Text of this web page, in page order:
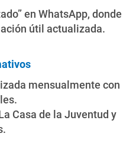
en WhatsApp, donde
útil actualizada.
mensualmente con
Casa de la Juventud y